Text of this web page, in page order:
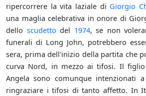
ripercorrere la vita laziale di Giorgio
una maglia celebrativa in onore di
dello scudetto del 1974, se non
funerali di Long John, potrebbero
sera, prima dell'inizio della partita che
curva Nord, in mezzo ai tifosi. Il
Angela sono comunque intenzionati
ringraziare i tifosi di tanto affetto. In